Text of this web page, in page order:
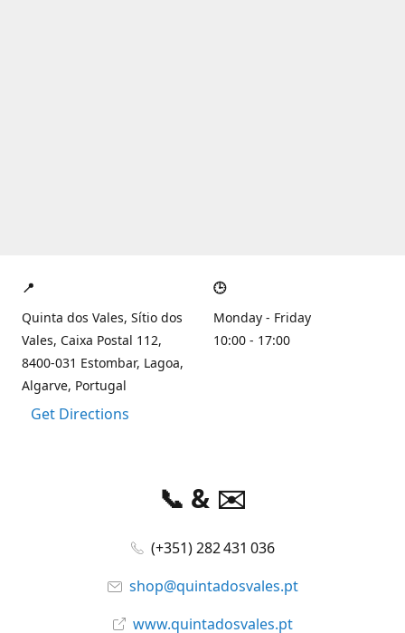
📍
Quinta dos Vales, Sítio dos
Vales, Caixa Postal 112,
8400-031 Estombar, Lagoa,
Algarve, Portugal
Get Directions
🕒
Monday - Friday
10:00 - 17:00
📞 & ✉️
(+351) 282 431 036
shop@quintadosvales.pt
www.quintadosvales.pt